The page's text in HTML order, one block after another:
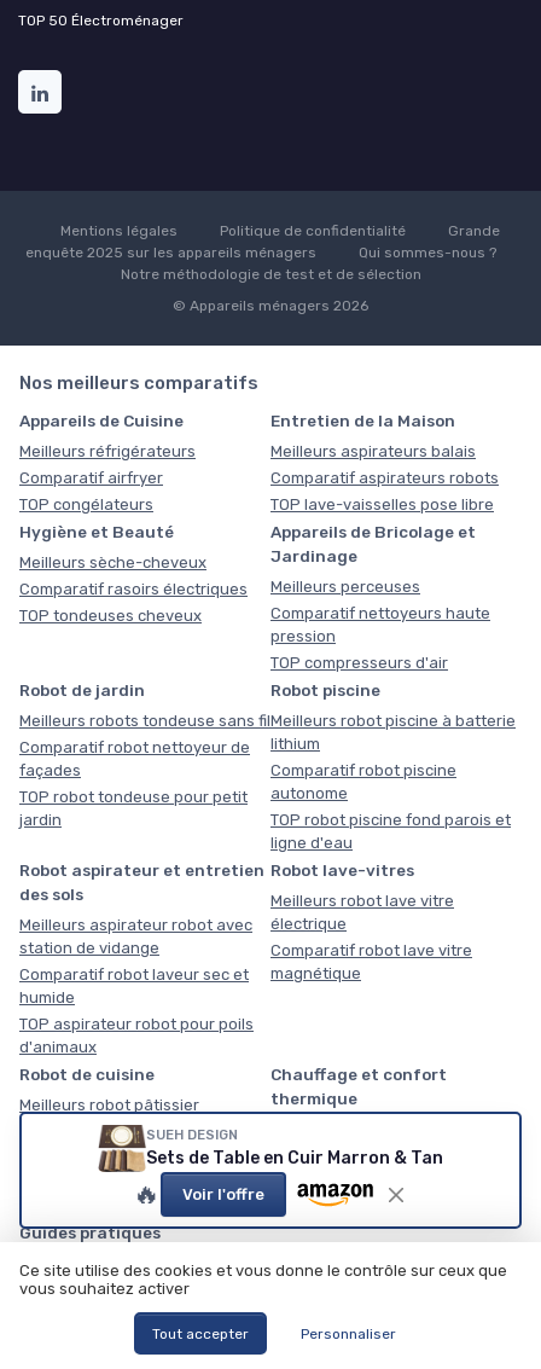
SUEH DESIGN
Sets de Table en Cuir Marron & Tan
🔥 Voir l'offre
TOP 50 Électroménager
Mentions légales Politique de confidentialité
Grande
enquête 2025 sur les appareils ménagers
Qui sommes-nous ?
Notre méthodologie de test et de sélection
© Appareils ménagers 2026
Nos meilleurs comparatifs
Appareils de Cuisine
Meilleurs réfrigérateurs
Comparatif airfryer
TOP congélateurs
Entretien de la Maison
Meilleurs aspirateurs balais
Comparatif aspirateurs robots
TOP lave-vaisselles pose libre
Hygiène et Beauté
Meilleurs sèche-cheveux
Comparatif rasoirs électriques
TOP tondeuses cheveux
Appareils de Bricolage et
Jardinage
Meilleurs perceuses
Comparatif nettoyeurs haute
pression
TOP compresseurs d'air
Robot de jardin
Meilleurs robots tondeuse sans fil
Comparatif robot nettoyeur de
façades
TOP robot tondeuse pour petit
jardin
Robot piscine
Meilleurs robot piscine à batterie
lithium
Comparatif robot piscine
autonome
TOP robot piscine fond parois et
ligne d'eau
Robot aspirateur et entretien
des sols
Meilleurs aspirateur robot avec
station de vidange
Comparatif robot laveur sec et
humide
TOP aspirateur robot pour poils
d'animaux
Robot lave-vitres
Meilleurs robot lave vitre
électrique
Comparatif robot lave vitre
magnétique
Robot de cuisine
Meilleurs robot pâtissier
multifonction
Comparatif robot pâtissier avec
TOP robot cuisine connecté
Chauffage et confort
thermique
air
Comparatif chauffages d'appoint
TOP sèche-serviettes
Guides pratiques
Temps de cuisson airfryer
Réinitialiser un lave-linge
Symboles du lave-linge
Symboles du lave-vaisselle
Ce site utilise des cookies et vous donne le contrôle sur ceux que
vous souhaitez activer
Tout accepter Personnaliser